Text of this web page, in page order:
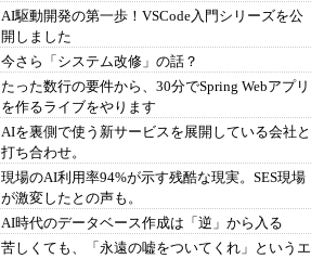
AI駆動開発の第一歩！VSCode入門シリーズを公
開しました
今さら「システム改修」の話？
たった数行の要件から、30分でSpring Webアプリ
を作るライブをやります
AIを裏側で使う新サービスを展開している会社と
打ち合わせ。
現場のAI利用率94%が示す残酷な現実。SES現場
が激変したとの声も。
AI時代のデータベース作成は「逆」から入る
苦しくても、「永遠の嘘をついてくれ」というエ